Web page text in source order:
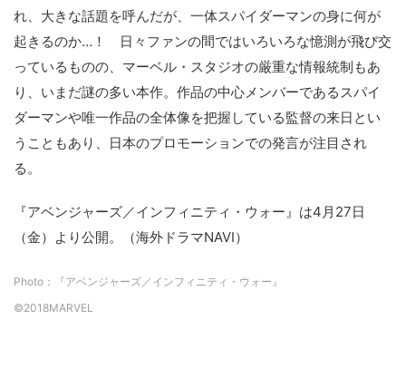
れ、大きな話題を呼んだが、一体スパイダーマンの身に何が
起きるのか…！ 日々ファンの間ではいろいろな憶測が飛び交
っているものの、マーベル・スタジオの厳重な情報統制もあ
り、いまだ謎の多い本作。作品の中心メンバーであるスパイ
ダーマンや唯一作品の全体像を把握している監督の来日とい
うこともあり、日本のプロモーションでの発言が注目され
る。
『アベンジャーズ／インフィニティ・ウォー』は4月27日
（金）より公開。（海外ドラマNAVI）
Photo：『アベンジャーズ／インフィニティ・ウォー』
©2018MARVEL